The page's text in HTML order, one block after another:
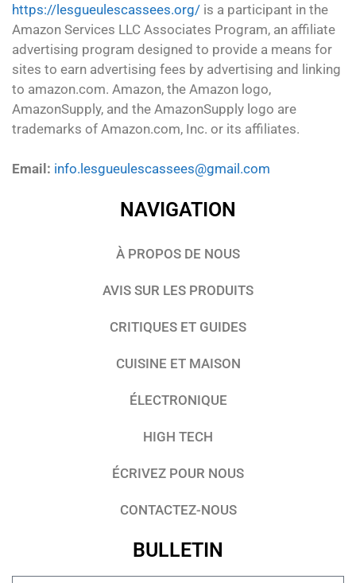
https://lesgueulescassees.org/ is a participant in the
Amazon Services LLC Associates Program, an affiliate
advertising program designed to provide a means for
sites to earn advertising fees by advertising and linking
to amazon.com. Amazon, the Amazon logo,
AmazonSupply, and the AmazonSupply logo are
trademarks of Amazon.com, Inc. or its affiliates.
Email: info.lesgueulescassees@gmail.com
NAVIGATION
À PROPOS DE NOUS
AVIS SUR LES PRODUITS
CRITIQUES ET GUIDES
CUISINE ET MAISON
ÉLECTRONIQUE
HIGH TECH
ÉCRIVEZ POUR NOUS
CONTACTEZ-NOUS
BULLETIN